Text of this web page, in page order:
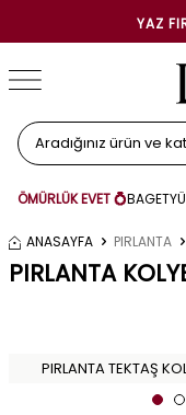
YAZ
ÖMÜRLÜK EVET 💍BAGET
ANASAYFA PIRLANTA
PIRLANTA
PIRLANTA TEKTAŞ